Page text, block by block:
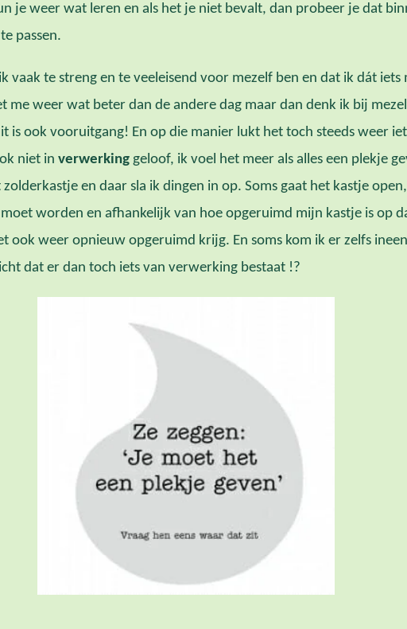
je weer wat leren en als het je niet bevalt, dan probeer je dat
passen.
vaak te streng en te veeleisend voor mezelf ben en dat ik dát iets
me weer wat beter dan de andere dag maar dan denk ik bij
is ook vooruitgang! En op die manier lukt het toch steeds weer
niet in verwerking geloof, ik voel het meer als alles een plekje
en daar sla ik dingen in op. Soms gaat het kastje
worden en afhankelijk van hoe opgeruimd mijn kastje is op
ook weer opnieuw opgeruimd krijg. En soms kom ik er zelfs
dat er dan toch iets van verwerking bestaat !?